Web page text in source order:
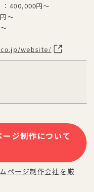
：400,000円～
～
website/
ージ制作について
ページ制作会社を厳